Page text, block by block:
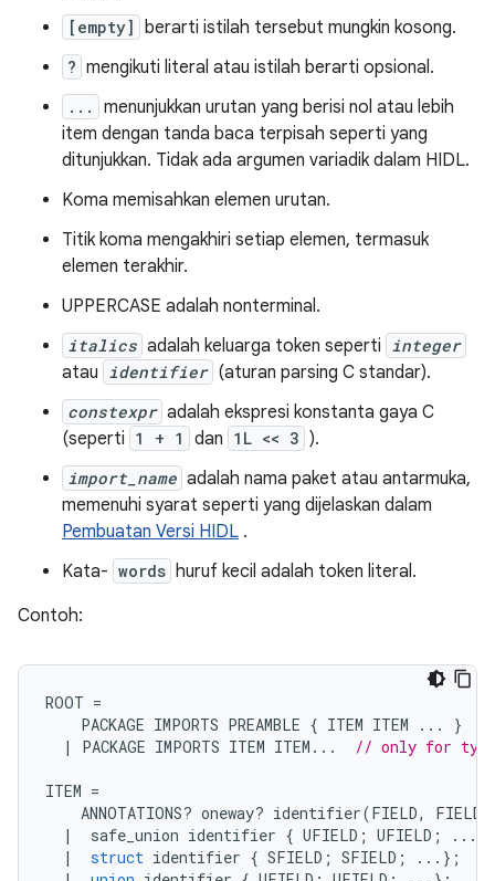
[empty] berarti istilah tersebut mungkin kosong.
? mengikuti literal atau istilah berarti opsional.
...
menunjukkan urutan yang berisi nol atau lebih
item dengan tanda baca terpisah seperti yang
ditunjukkan. Tidak ada argumen variadik dalam HIDL.
Koma memisahkan elemen urutan.
Titik koma mengakhiri setiap elemen, termasuk
elemen terakhir.
UPPERCASE adalah nonterminal.
italics adalah keluarga token seperti integer
atau identifier (aturan parsing C standar).
constexpr adalah ekspresi konstanta gaya C
(seperti 1 + 1 dan 1L << 3 ).
import_name adalah nama paket atau antarmuka,
memenuhi syarat seperti yang dijelaskan dalam
Pembuatan Versi HIDL .
Kata- words huruf kecil adalah token literal.
Contoh:
ROOT =
PACKAGE IMPORTS PREAMBLE { ITEM ITEM ... }
|
PACKAGE IMPORTS ITEM ITEM ... // only for
ITEM =
ANNOTATIONS? oneway? identifier(FIELD, FIELD
|
safe_union identifier { UFIELD ; UFIELD ;
...};
|
struct identifier { SFIELD ; SFIELD ; ...};